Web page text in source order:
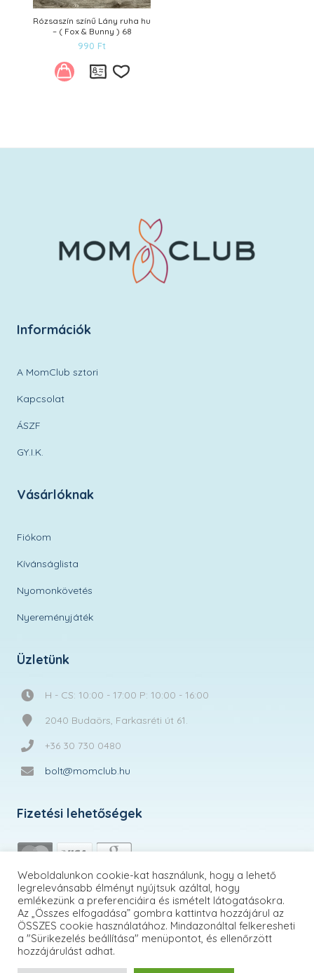
Rózsaszín színű Lány ruha hu
– ( Fox & Bunny ) 68
990 Ft
Információk
A MomClub sztori
Kapcsolat
ÁSZF
GY.I.K.
Vásárlóknak
Fiókom
Kívánságlista
Nyomonkövetés
Nyereményjáték
Üzletünk
H - CS: 10:00 - 17:00 P: 10:00 - 16:00
2040 Budaörs, Farkasréti út 61.
+36 30 730 0480
bolt@momclub.hu
Fizetési lehetőségek
Weboldalunkon cookie-kat használunk, hogy a lehető
legrelevánsabb élményt nyújtsuk azáltal, hogy
emlékezünk a preferenciáira és ismételt látogatásokra.
Az „Összes elfogadása” gombra kattintva hozzájárul az
ÖSSZES cookie használatához. Mindazonáltal felkeresheti
a "Sürikezelés beállítása" menüpontot, és ellenőrzött
hozzájárulást adhat.